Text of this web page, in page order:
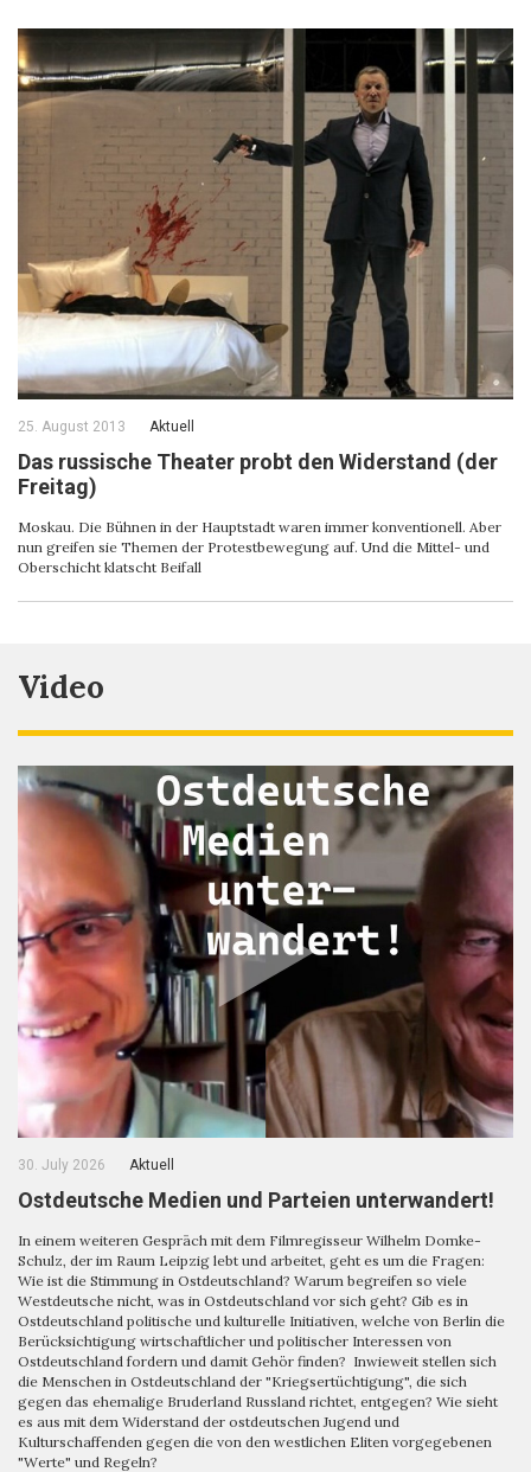
25. August 2013 Aktuell
Das russische Theater probt den Widerstand (der
Freitag)
Moskau. Die Bühnen in der Hauptstadt waren immer konventionell. Aber
nun greifen sie Themen der Protestbewegung auf. Und die Mittel- und
Oberschicht klatscht Beifall
Video
30. July 2026 Aktuell
Ostdeutsche Medien und Parteien unterwandert!
In einem weiteren Gespräch mit dem Filmregisseur Wilhelm Domke-
Schulz, der im Raum Leipzig lebt und arbeitet, geht es um die Fragen:
Wie ist die Stimmung in Ostdeutschland? Warum begreifen so viele
Westdeutsche nicht, was in Ostdeutschland vor sich geht? Gib es in
Ostdeutschland politische und kulturelle Initiativen, welche von Berlin die
Berücksichtigung wirtschaftlicher und politischer Interessen von
Ostdeutschland fordern und damit Gehör finden? Inwieweit stellen sich
die Menschen in Ostdeutschland der "Kriegsertüchtigung", die sich
gegen das ehemalige Bruderland Russland richtet, entgegen? Wie sieht
es aus mit dem Widerstand der ostdeutschen Jugend und
Kulturschaffenden gegen die von den westlichen Eliten vorgegebenen
"Werte" und Regeln?